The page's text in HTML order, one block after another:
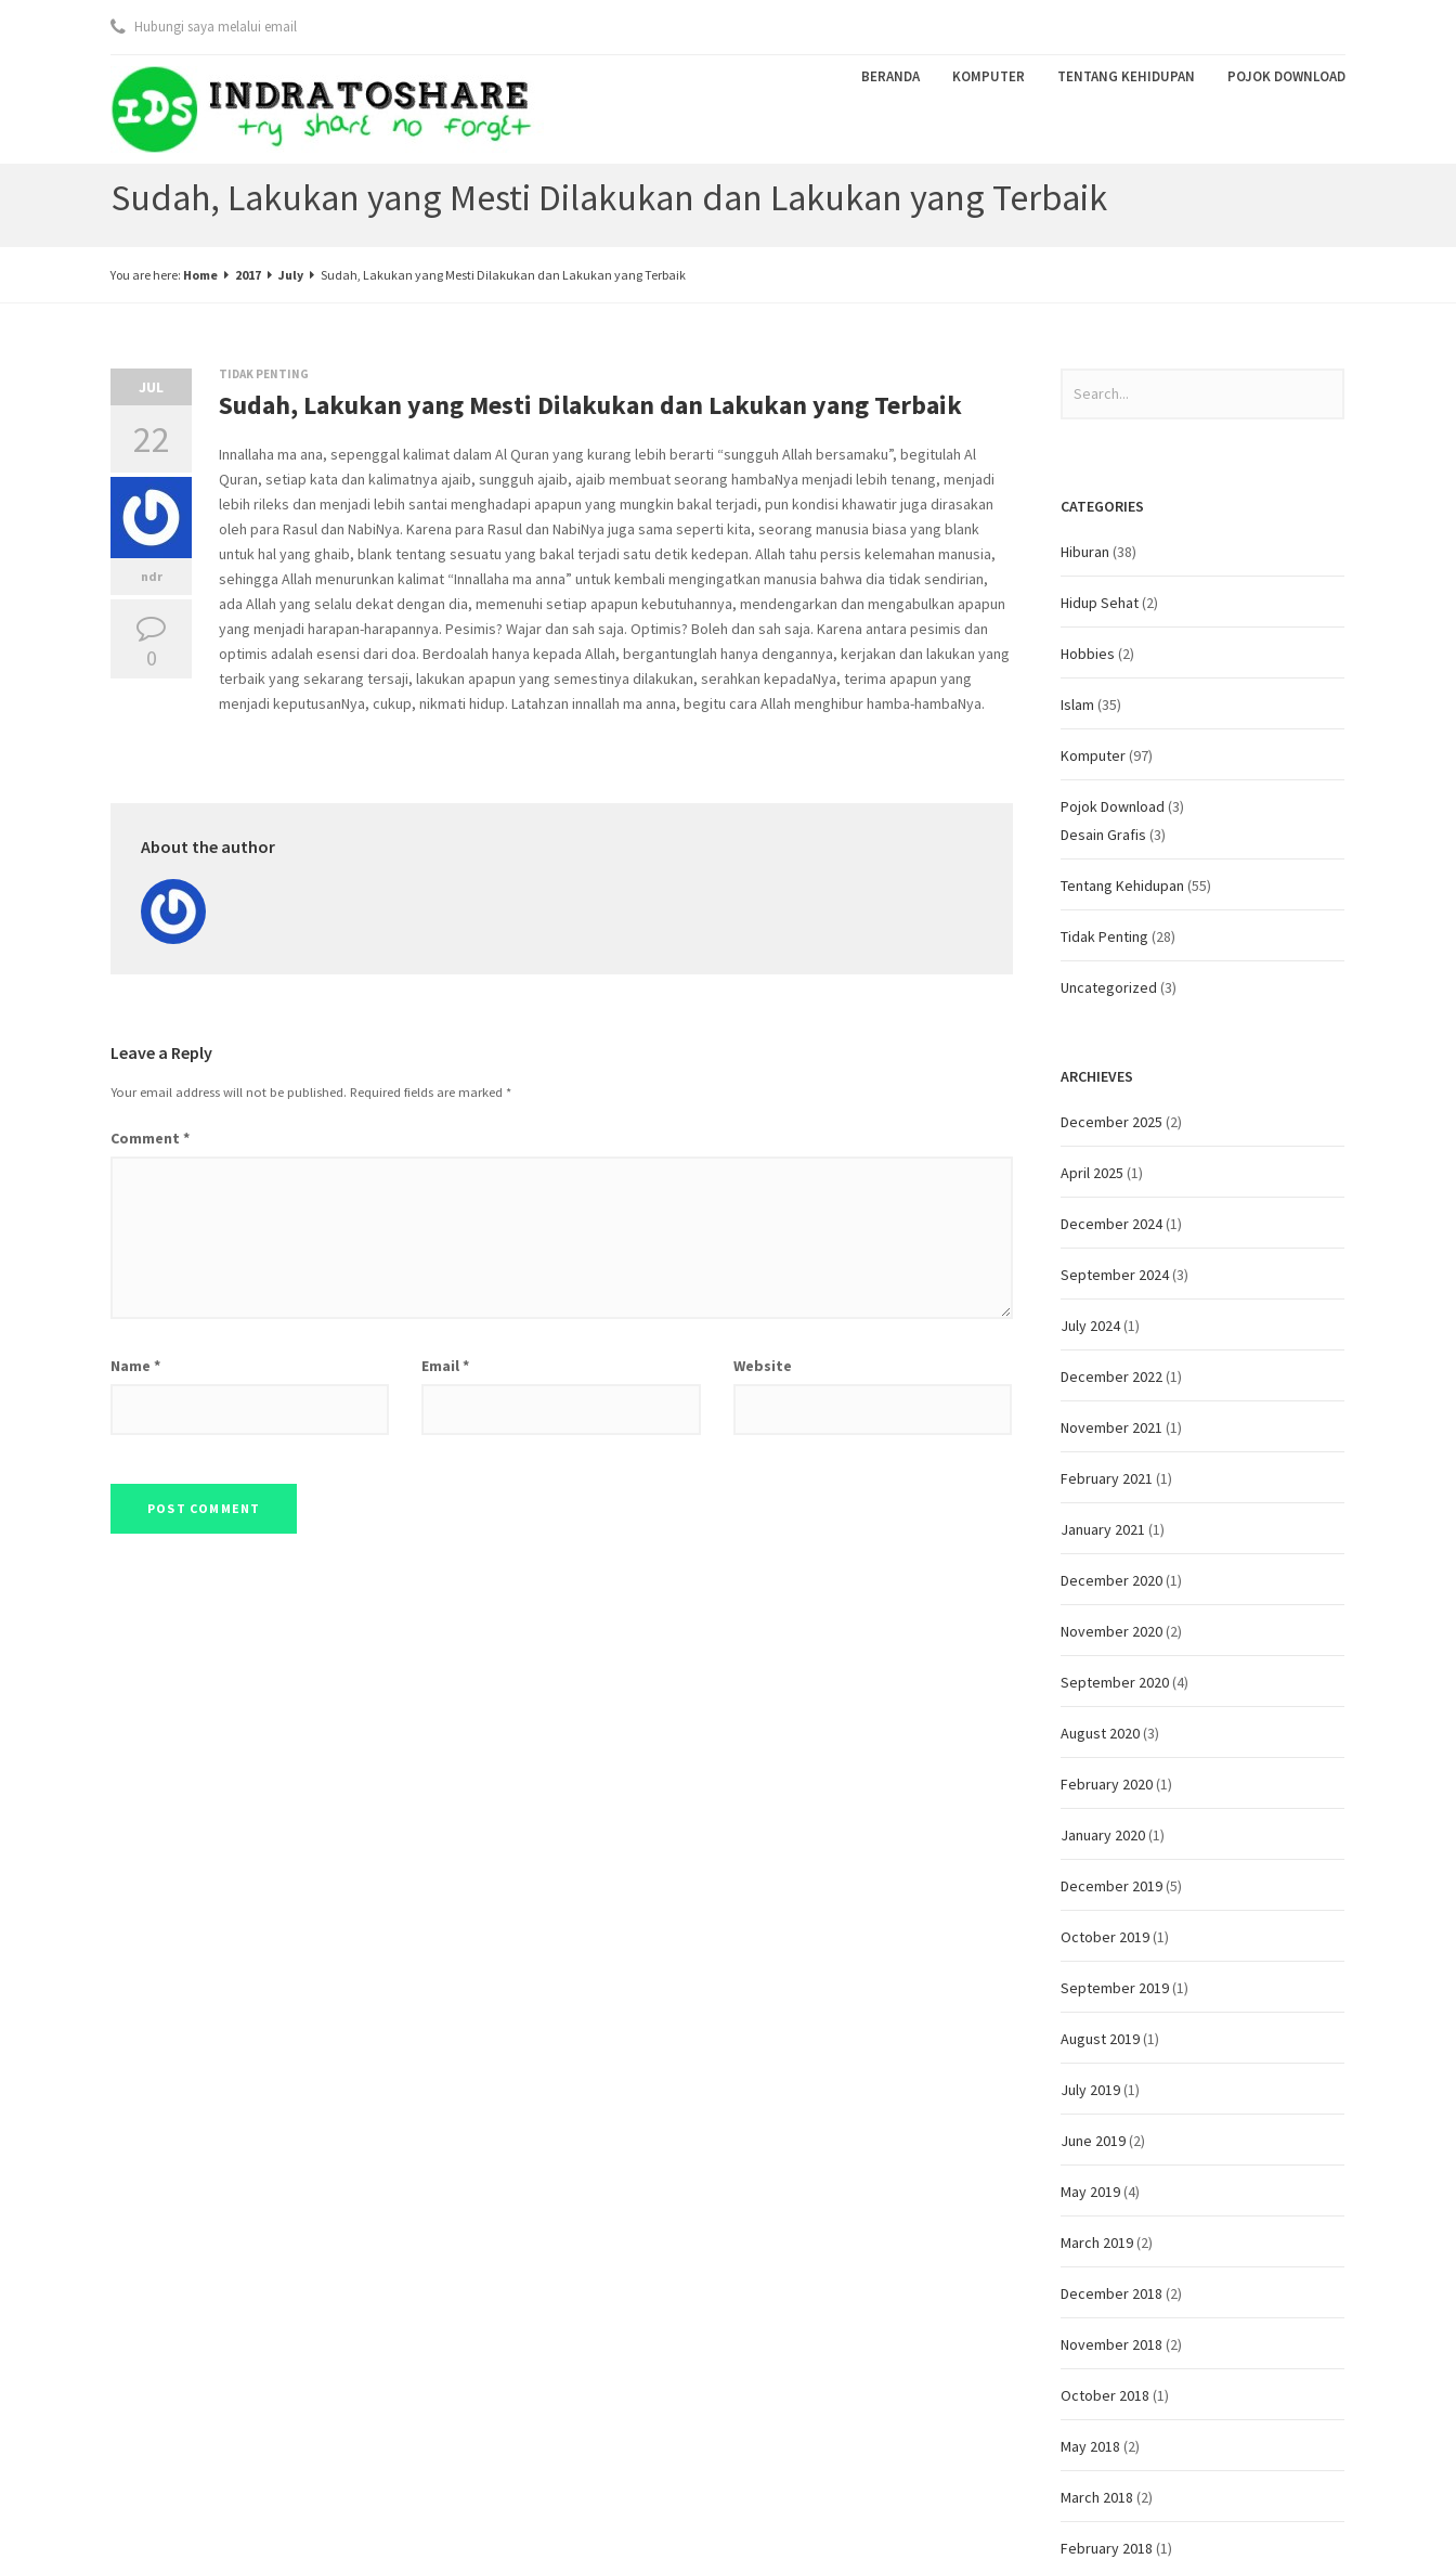
Hubungi saya melalui email
BERANDA KOMPUTER TENTANG KEHIDUPAN POJOK DOWNLOAD
Sudah, Lakukan yang Mesti Dilakukan dan Lakukan yang Terbaik
You are here: Home 2017 July Sudah, Lakukan yang Mesti Dilakukan dan Lakukan yang Terbaik
JUL
22
ndr
0
TIDAK PENTING
Sudah, Lakukan yang Mesti Dilakukan dan Lakukan yang Terbaik
Innallaha ma ana, sepenggal kalimat dalam Al Quran yang kurang lebih berarti “sungguh Allah bersamaku”, begitulah Al
Quran, setiap kata dan kalimatnya ajaib, sungguh ajaib, ajaib membuat seorang hambaNya menjadi lebih tenang, menjadi
lebih rileks dan menjadi lebih santai menghadapi apapun yang mungkin bakal terjadi, pun kondisi khawatir juga dirasakan
oleh para Rasul dan NabiNya. Karena para Rasul dan NabiNya juga sama seperti kita, seorang manusia biasa yang blank
untuk hal yang ghaib, blank tentang sesuatu yang bakal terjadi satu detik kedepan. Allah tahu persis kelemahan manusia,
sehingga Allah menurunkan kalimat “Innallaha ma anna” untuk kembali mengingatkan manusia bahwa dia tidak sendirian,
ada Allah yang selalu dekat dengan dia, memenuhi setiap apapun kebutuhannya, mendengarkan dan mengabulkan apapun
yang menjadi harapan-harapannya. Pesimis? Wajar dan sah saja. Optimis? Boleh dan sah saja. Karena antara pesimis dan
optimis adalah esensi dari doa. Berdoalah hanya kepada Allah, bergantunglah hanya dengannya, kerjakan dan lakukan yang
terbaik yang sekarang tersaji, lakukan apapun yang semestinya dilakukan, serahkan kepadaNya, terima apapun yang
menjadi keputusanNya, cukup, nikmati hidup. Latahzan innallah ma anna, begitu cara Allah menghibur hamba-hambaNya.
About the author
Leave a Reply
Your email address will not be published. Required fields are marked *
Comment *
Name * Email* Website
CATEGORIES
Hiburan (38)
Hidup Sehat(2)
Hobbies (2)
Islam (35)
Komputer(97)
Pojok Download (3)
Desain Grafis (3)
Tentang Kehidupan (55)
Tidak Penting (28)
Uncategorized (3)
ARCHIEVES
December 2025 (2)
April 2025 (1)
December 2024(1)
September 2024(3)
July 2024(1)
December 2022 (1)
November 2021 (1)
February 2021 (1)
January 2021 (1)
December 2020(1)
November 2020(2)
September 2020(4)
August 2020(3)
February 2020(1)
January 2020(1)
December 2019(5)
October 2019(1)
September 2019(1)
August 2019(1)
July 2019(1)
June 2019(2)
May 2019(4)
March 2019(2)
December 2018 (2)
November 2018 (2)
October 2018 (1)
May 2018 (2)
March 2018 (2)
February 2018 (1)